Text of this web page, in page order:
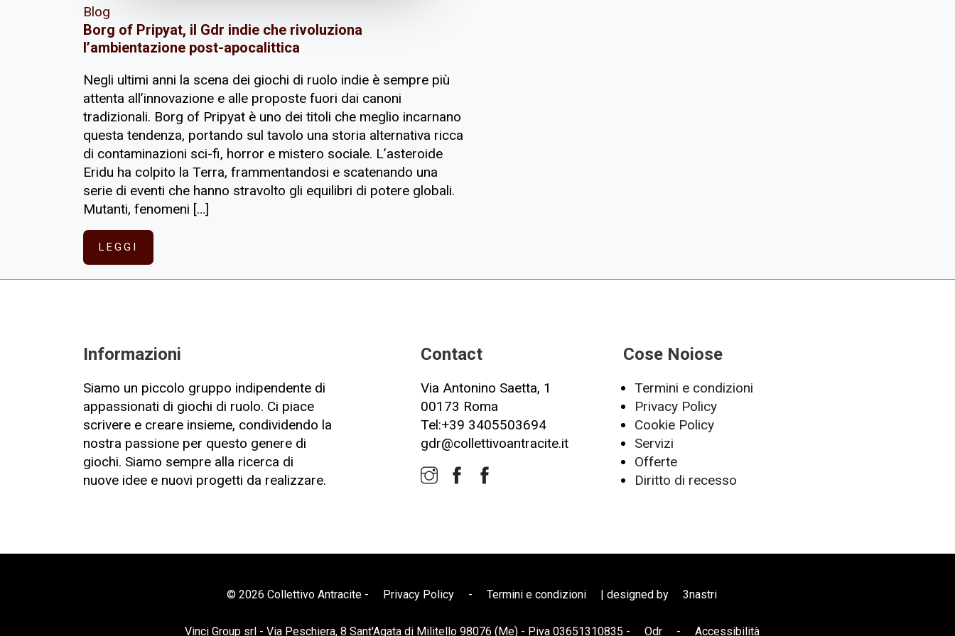
Blog
Borg of Pripyat, il Gdr indie che rivoluziona
l’ambientazione post-apocalittica
Negli ultimi anni la scena dei giochi di ruolo indie è sempre più
attenta all’innovazione e alle proposte fuori dai canoni
tradizionali. Borg of Pripyat è uno dei titoli che meglio incarnano
questa tendenza, portando sul tavolo una storia alternativa ricca
di contaminazioni sci-fi, horror e mistero sociale. L’asteroide
Eridu ha colpito la Terra, frammentandosi e scatenando una
serie di eventi che hanno stravolto gli equilibri di potere globali.
Mutanti, fenomeni […]
LEGGI
Informazioni
Siamo un piccolo gruppo indipendente di
appassionati di giochi di ruolo. Ci piace
scrivere e creare insieme, condividendo la
nostra passione per questo genere di
giochi. Siamo sempre alla ricerca di
nuove idee e nuovi progetti da realizzare.
Contact
Via Antonino Saetta, 1
00173 Roma
Tel:+39 3405503694
gdr@collettivoantracite.it
Cose Noiose
Termini e condizioni
Privacy Policy
Cookie Policy
Servizi
Offerte
Diritto di recesso
© 2026 Collettivo Antracite - Privacy Policy - Termini e condizioni | designed by 3nastri
Vinci Group srl - Via Peschiera, 8 Sant'Agata di Militello 98076 (Me) - P.iva 03651310835 - Odr - Accessibilità